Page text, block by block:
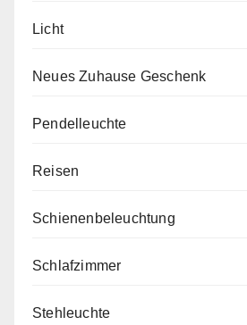
Licht
Neues Zuhause Geschenk
Pendelleuchte
Reisen
Schienenbeleuchtung
Schlafzimmer
Stehleuchte